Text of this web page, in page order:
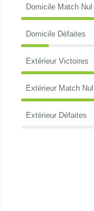
Domicile Match Nul
Domicile Défaites
Extérieur Victoires
Extérieur Match Nul
Extérieur Défaites